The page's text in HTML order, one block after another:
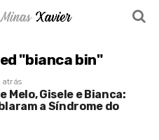
"bianca bin"
atrás
Melo, Gisele e Bianca:
a Síndrome do